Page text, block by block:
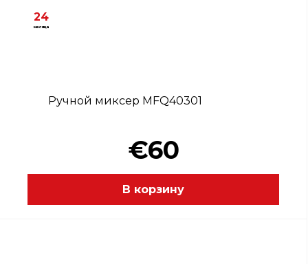
24
месяца
Ручной миксер MFQ40301
€60
В корзину